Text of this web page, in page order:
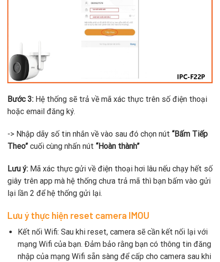
Bước 3: Hệ thống sẽ trả về mã xác thực trên số điện thoại
hoặc email đăng ký.
-> Nhập dãy số tin nhắn về vào sau đó chọn nút “Bấm Tiếp
Theo” cuối cùng nhấn nút “Hoàn thành”
Lưu ý: Mã xác thực gửi về điện thoại hơi lâu nếu chạy hết số
giây trên app mà hệ thống chưa trả mã thì bạn bấm vào gửi
lại lần 2 để hệ thống gửi lại.
Lưu ý thực hiện reset camera IMOU
Kết nối Wifi: Sau khi reset, camera sẽ cần kết nối lại với
mạng Wifi của bạn. Đảm bảo rằng bạn có thông tin đăng
nhập của mạng Wifi sẵn sàng để cấp cho camera sau khi